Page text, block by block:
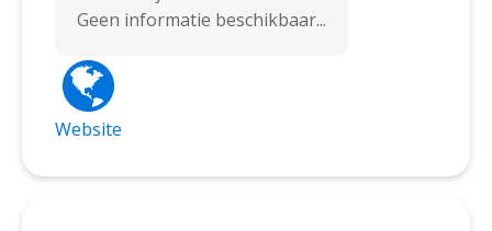
Geen informatie beschikbaar...
Website